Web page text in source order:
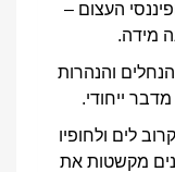
העצום –
מידה.
והנהרות
ייחודי.
לים ולחופיו
מקשטות את